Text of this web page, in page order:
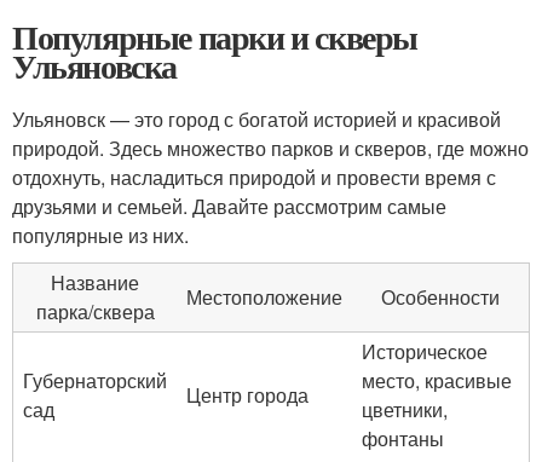
Популярные парки и скверы
Ульяновска
Ульяновск — это город с богатой историей и красивой
природой. Здесь множество парков и скверов, где можно
отдохнуть, насладиться природой и провести время с
друзьями и семьей. Давайте рассмотрим самые
популярные из них.
Название
парка/сквера
Местоположение Особенности
Губернаторский
сад
Центр города
Историческое
место, красивые
цветники,
фонтаны